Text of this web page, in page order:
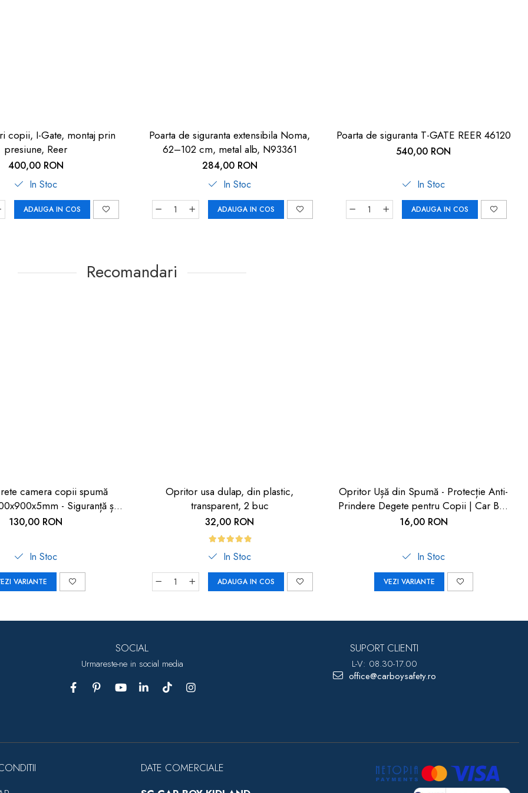
copii, I-Gate, montaj prin
presiune, Reer
400,00 RON
In Stoc
ADAUGA IN COS
Poarta de siguranta extensibila Noma,
62–102 cm, metal alb, N93361
284,00 RON
In Stoc
ADAUGA IN COS
Poarta de siguranta T-GATE REER 46120
540,00 RON
In Stoc
ADAUGA IN COS
Recomandari
camera copii spumă
- Siguranță și
Confort
130,00 RON
In Stoc
VARIANTE
Opritor usa dulap, din plastic,
transparent, 2 buc
32,00 RON
In Stoc
ADAUGA IN COS
Opritor Ușă din Spumă - Protecție Anti-
Prindere Degete pentru Copii | Car Boy
Safety
16,00 RON
In Stoc
VEZI VARIANTE
SOCIAL
Urmareste-ne in social media
SUPORT CLIENTI
L-V: 08.30-17.00
office@carboysafety.ro
DATE COMERCIALE